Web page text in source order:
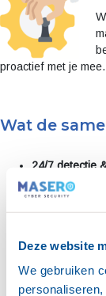
Deze website
We gebruiken
proactief met je mee.
Wat de
24/7 detectie
Operations
Next-gen
365 & Azure
Altijd een